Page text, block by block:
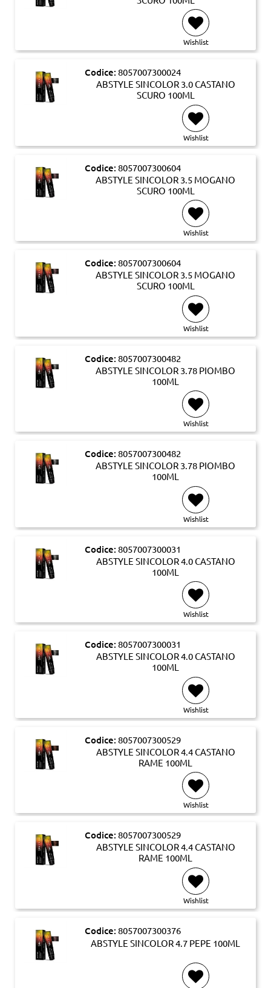
Wishlist
Codice: 8057007300024
ABSTYLE SINCOLOR 3.0 CASTANO
SCURO 100ML
Wishlist
Codice: 8057007300604
ABSTYLE SINCOLOR 3.5 MOGANO
SCURO 100ML
Wishlist
Codice: 8057007300604
ABSTYLE SINCOLOR 3.5 MOGANO
SCURO 100ML
Wishlist
Codice: 8057007300482
ABSTYLE SINCOLOR 3.78 PIOMBO
100ML
Wishlist
Codice: 8057007300482
ABSTYLE SINCOLOR 3.78 PIOMBO
100ML
Wishlist
Codice: 8057007300031
ABSTYLE SINCOLOR 4.0 CASTANO
100ML
Wishlist
Codice: 8057007300031
ABSTYLE SINCOLOR 4.0 CASTANO
100ML
Wishlist
Codice: 8057007300529
ABSTYLE SINCOLOR 4.4 CASTANO
RAME 100ML
Wishlist
Codice: 8057007300529
ABSTYLE SINCOLOR 4.4 CASTANO
RAME 100ML
Wishlist
Codice: 8057007300376
ABSTYLE SINCOLOR 4.7 PEPE 100ML